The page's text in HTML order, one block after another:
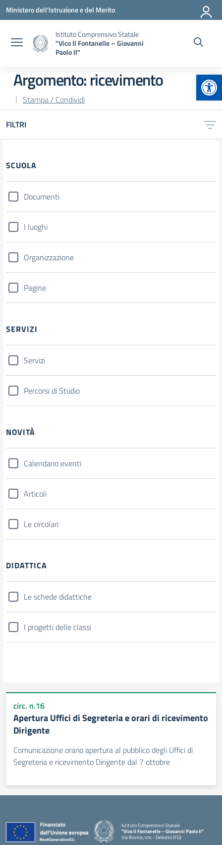
Vai ai contenuti
Vai al menu di navigazione
Vai al footer
Ministero dell'Istruzione e del Merito
Istituto Comprensivo Statale
"Vico II Fontanelle – Giovanni
Paolo II"
Argomento: ricevimento
Stampa / Condividi
FILTRI
Filtri
SCUOLA
Documenti
I luoghi
Organizzazione
Pagine
SERVIZI
Servizi
Percorsi di Studio
NOVITÀ
Calendario eventi
Articoli
Le circolari
DIDATTICA
Le schede didattiche
I progetti delle classi
circ. n.16
Apertura Uffici di Segreteria e orari di ricevimento
Dirigente
Comunicazione orario apertura al pubblico degli Uffici di
Segreteria e ricevimento Dirigente dal 7 ottobre
Istituto Comprensivo Statale
"Vico II Fontanelle – Giovanni Paolo II"
Via Bovino, snc - Deliceto (FG)